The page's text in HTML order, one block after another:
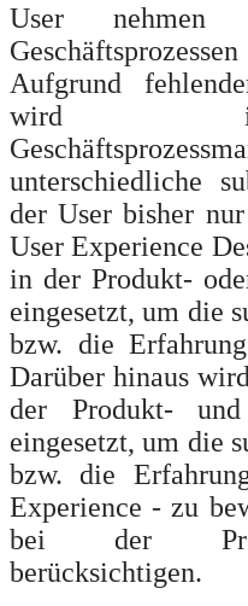
User
Aufgrund
wird
unterschiedliche
der User bisher
User Experience
in der Produkt-
eingesetzt, um die
bzw. die
Darüber hinaus
der Produkt- und
eingesetzt, um die
bzw. die
Experience - zu
bei der
berücksichtigen.